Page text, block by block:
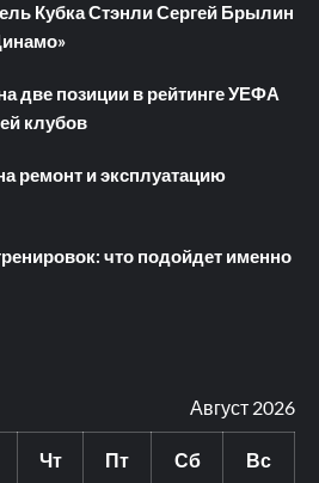
Кубка Стэнли Сергей Брылин
две позиции в рейтинге УЕФА
клубов
ремонт и эксплуатацию
что подойдет именно
Август 2026
Чт Пт Сб Вс